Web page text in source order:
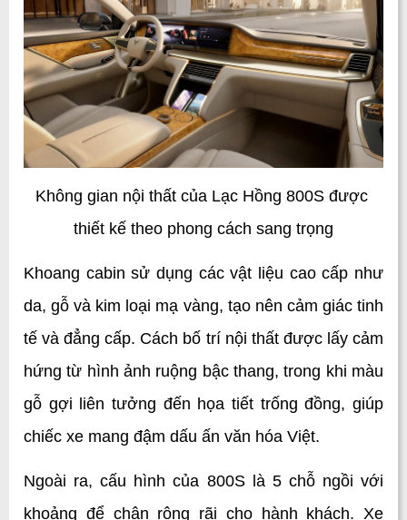
Không gian nội thất của Lạc Hồng 800S được
thiết kế theo phong cách sang trọng
Khoang cabin sử dụng các vật liệu cao cấp như
da, gỗ và kim loại mạ vàng, tạo nên cảm giác tinh
tế và đẳng cấp. Cách bố trí nội thất được lấy cảm
hứng từ hình ảnh ruộng bậc thang, trong khi màu
gỗ gợi liên tưởng đến họa tiết trống đồng, giúp
chiếc xe mang đậm dấu ấn văn hóa Việt.
Ngoài ra, cấu hình của 800S là 5 chỗ ngồi với
khoảng để chân rộng rãi cho hành khách. Xe